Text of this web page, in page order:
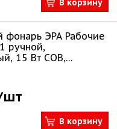
В корзину
фонарь ЭРА Рабочие
ручной,
15 Вт COB,
В корзину